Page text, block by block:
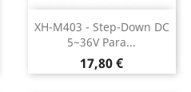
XH-M403 - Step-Down DC
5~36V Para...
Preço
17,80 €